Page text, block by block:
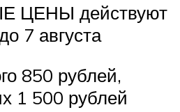
ЦЕНЫ действуют
7 августа
850 рублей,
1 500 рублей